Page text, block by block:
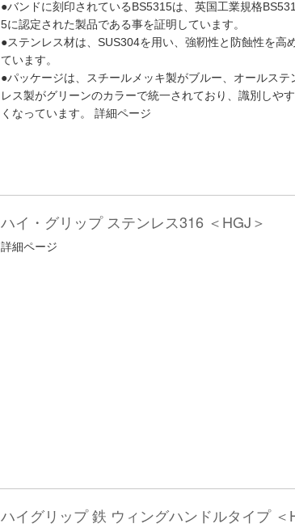
●バンドに刻印されているBS5315は、英国工業規格BS531
5に認定された製品である事を証明しています。
●ステンレス材は、SUS304を用い、強靭性と防蝕性を高
ています。
●パッケージは、スチールメッキ製がブルー、オールステ
レス製がグリーンのカラーで統一されており、識別しやす
くなっています。 詳細ページ
ハイ・グリップ ステンレス316 ＜HGJ＞
詳細ページ
ハイグリップ 鉄 ウィングハンドルタイプ ＜